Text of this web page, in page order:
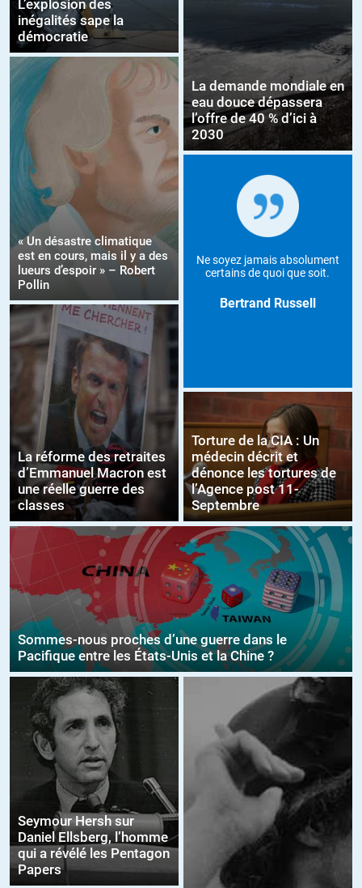
L’explosion des
inégalités sape la
démocratie
« Un désastre climatique
est en cours, mais il y a des
lueurs d’espoir » – Robert
Pollin
La réforme des retraites
d’Emmanuel Macron est
une réelle guerre des
classes
La demande mondiale en
eau douce dépassera
l’offre de 40 % d’ici à
2030
Ne soyez jamais absolument
certains de quoi que soit.
Bertrand Russell
Torture de la CIA : Un
médecin décrit et
dénonce les tortures de
l’Agence post 11-
Septembre
Sommes-nous proches d’une guerre dans le
Pacifique entre les États-Unis et la Chine ?
Seymour Hersh sur
Daniel Ellsberg, l’homme
qui a révélé les Pentagon
Papers